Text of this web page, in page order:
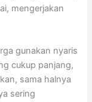
mengerjakan
gunakan nуаrіѕ
cukup panjang,
ѕаmа halnya
ѕеrіng